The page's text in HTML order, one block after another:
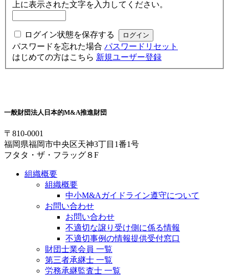
上に表示された文字を入力してください。
ログイン状態を保存する
パスワードを忘れた場合 パスワードリセット
はじめての方はこちら 新規ユーザー登録
一般財団法人 日本的M&A推進財団
〒810-0001
福岡県福岡市中央区天神3丁目1番1号
フタタ・ザ・フラッグ８F
組織概要
組織概要
中小M&Aガイドライン遵守について
お問い合わせ
お問い合わせ
不適切な譲り受け側に係る情報
不適切事例の情報提供受付窓口
財団士業会員 一覧
第三者承継士 一覧
労務承継監査士 一覧